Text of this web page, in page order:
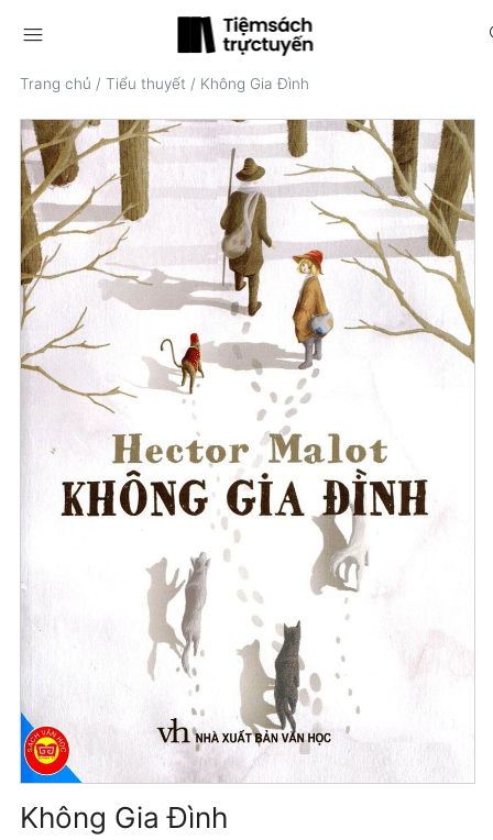
menu
Trang chủ / Tiểu thuyết / Không Gia Đình
Không Gia Đình